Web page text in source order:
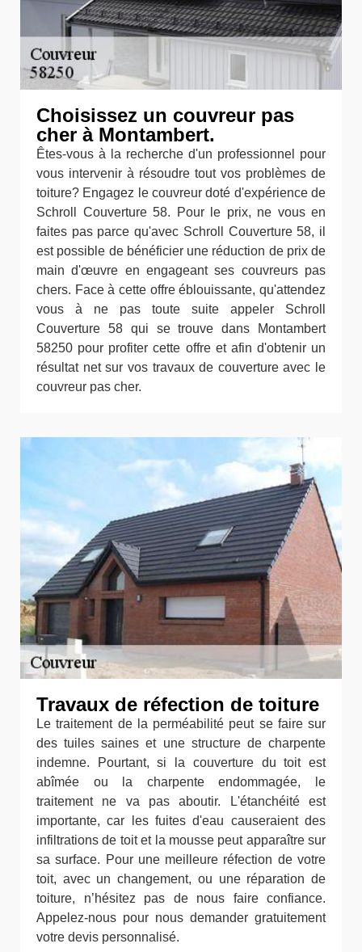
Choisissez un couvreur pas
cher à Montambert.
Êtes-vous à la recherche d'un professionnel pour
vous intervenir à résoudre tout vos problèmes de
toiture? Engagez le couvreur doté d'expérience de
Schroll Couverture 58. Pour le prix, ne vous en
faites pas parce qu'avec Schroll Couverture 58, il
est possible de bénéficier une réduction de prix de
main d'œuvre en engageant ses couvreurs pas
chers. Face à cette offre éblouissante, qu'attendez
vous à ne pas toute suite appeler Schroll
Couverture 58 qui se trouve dans Montambert
58250 pour profiter cette offre et afin d'obtenir un
résultat net sur vos travaux de couverture avec le
couvreur pas cher.
Travaux de réfection de toiture
Le traitement de la perméabilité peut se faire sur
des tuiles saines et une structure de charpente
indemne. Pourtant, si la couverture du toit est
abîmée ou la charpente endommagée, le
traitement ne va pas aboutir. L'étanchéité est
importante, car les fuites d'eau causeraient des
infiltrations de toit et la mousse peut apparaître sur
sa surface. Pour une meilleure réfection de votre
toit, avec un changement, ou une réparation de
toiture, n’hésitez pas de nous faire confiance.
Appelez-nous pour nous demander gratuitement
votre devis personnalisé.